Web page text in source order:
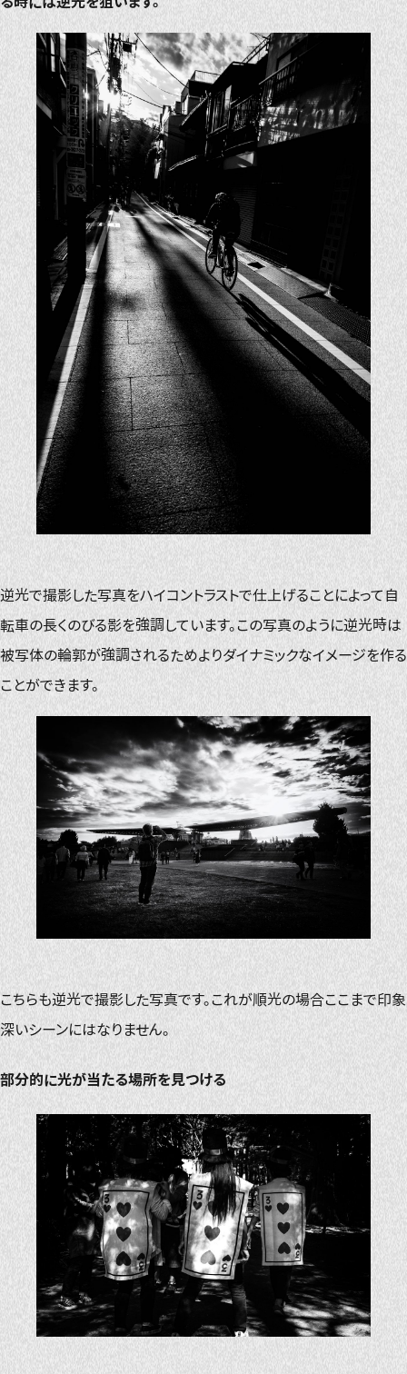
逆光で撮影した写真をハイコントラストで仕上げることによって自
転車の長くのびる影を強調しています。この写真のように逆光時は
被写体の輪郭が強調されるためよりダイナミックなイメージを作る
ことができます。
こちらも逆光で撮影した写真です。これが順光の場合ここまで印象
深いシーンにはなりません。
部分的に光が当たる場所を見つける